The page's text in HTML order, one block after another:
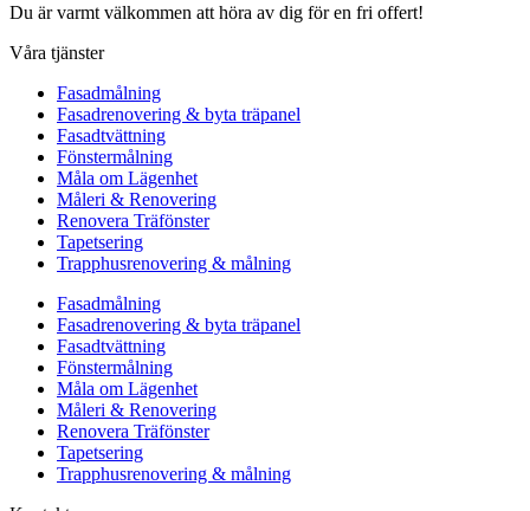
Du är varmt välkommen att höra av dig för en fri offert!
Våra tjänster
Fasadmålning
Fasadrenovering & byta träpanel
Fasadtvättning
Fönstermålning
Måla om Lägenhet
Måleri & Renovering
Renovera Träfönster
Tapetsering
Trapphusrenovering & målning
Fasadmålning
Fasadrenovering & byta träpanel
Fasadtvättning
Fönstermålning
Måla om Lägenhet
Måleri & Renovering
Renovera Träfönster
Tapetsering
Trapphusrenovering & målning